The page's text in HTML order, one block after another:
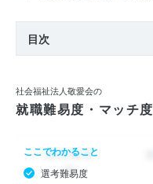
目次
社会福祉法人敬愛会の
就職難易度・マッチ度
ここでわかること
選考難易度